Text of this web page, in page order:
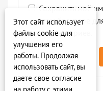
Сохранить моё
этом браузере
комментариев.
Этот сайт использует
файлы cookie для
улучшения его
работы. Продолжая
использовать сайт, вы
даете свое согласие